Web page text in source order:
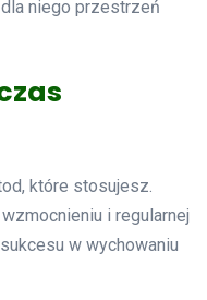
niego przestrzeń
które stosujesz.
i regularnej
w wychowaniu